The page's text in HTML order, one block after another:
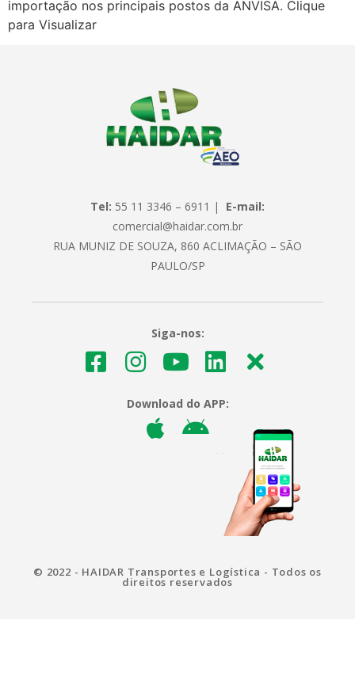
importação nos principais postos da ANVISA. Clique
para Visualizar
Tel: 55 11 3346 – 6911 | E-mail:
comercial@haidar.com.br
RUA MUNIZ DE SOUZA, 860 ACLIMAÇÃO – SÃO
PAULO/SP
Siga-nos:
Download do APP:
© 2022 - HAIDAR Transportes e Logística - Todos os
direitos reservados